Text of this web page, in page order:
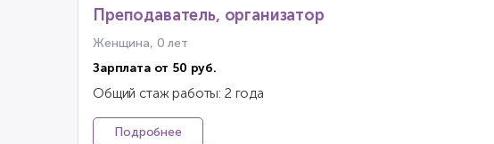
Преподаватель, организатор
Женщина, 0 лет
Зарплата от 50 руб.
Общий стаж работы: 2 года
Подробнее